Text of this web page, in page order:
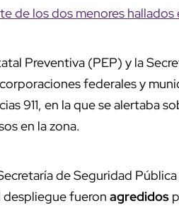
de los dos menores
Preventiva (PEP) y la
federales y
911, en la que se alertaba
en la zona.
de Seguridad
despliegue fueron agredidos